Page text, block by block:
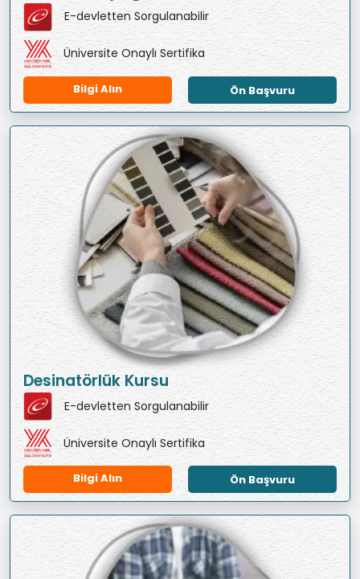
E-devletten Sorgulanabilir
Üniversite Onaylı Sertifika
Bilgi Alın Ön Başvuru
Desinatörlük Kursu
E-devletten Sorgulanabilir
Üniversite Onaylı Sertifika
Bilgi Alın Ön Başvuru